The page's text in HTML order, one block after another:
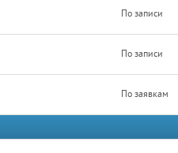
По записи
По записи
По заявкам